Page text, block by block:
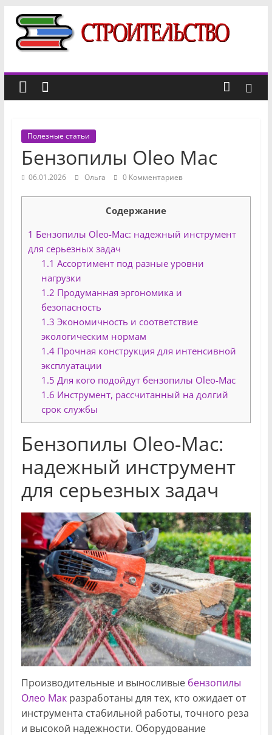
Перейти
содержимому
Строительный
портал
факты
строительстве
Полезные статьи
Бензопилы Oleo Mac
06.01.2026 Ольга 0 Комментариев
Содержание
1 Бензопилы Oleo-Mac: надежный инструмент
для серьезных задач
1.1 Ассортимент под разные уровни
нагрузки
1.2 Продуманная эргономика и
безопасность
1.3 Экономичность и соответствие
экологическим нормам
1.4 Прочная конструкция для интенсивной
эксплуатации
1.5 Для кого подойдут бензопилы Oleo-Mac
1.6 Инструмент, рассчитанный на долгий
срок службы
Бензопилы Oleo-Mac:
надежный инструмент
для серьезных задач
Производительные и выносливые бензопилы
Олео Макразработаны для тех, кто ожидает от
инструмента стабильной работы, точного реза
и высокой надежности. Оборудование